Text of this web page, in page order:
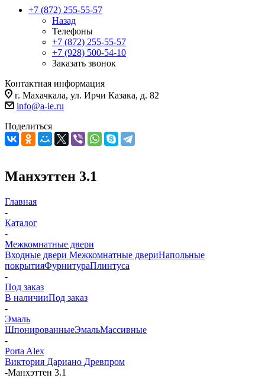
+7 (872) 255-55-57
Назад
Телефоны
+7 (872) 255-55-57
+7 (928) 500-54-10
Заказать звонок
Контактная информация
г. Махачкала, ул. Ирчи Казака, д. 82
info@a-ie.ru
Поделиться
Манхэттен 3.1
Главная
-
Каталог
-
Межкомнатные двери
Входные двери Межкомнатные двериНапольные
покрытияФурнитураПлинтуса
-
Под заказ
В наличииПод заказ
-
Эмаль
ШпонированныеЭмальМассивные
-
Porta Alex
Виктория Дариано Древпром
-Манхэттен 3.1